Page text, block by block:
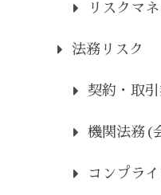
リスクマ
法務リスク
契約・取
機関法務(
コンプラ